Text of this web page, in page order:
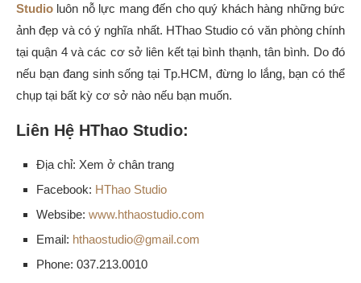
Studio luôn nỗ lực mang đến cho quý khách hàng những bức
ảnh đẹp và có ý nghĩa nhất. HThao Studio có văn phòng chính
tại quận 4 và các cơ sở liên kết tại bình thạnh, tân bình. Do đó
nếu bạn đang sinh sống tại Tp.HCM, đừng lo lắng, bạn có thể
chụp tại bất kỳ cơ sở nào nếu bạn muốn.
Liên Hệ HThao Studio:
Địa chỉ: Xem ở chân trang
Facebook: HThao Studio
Websibe: www.hthaostudio.com
Email: hthaostudio@gmail.com
Phone: 037.213.0010